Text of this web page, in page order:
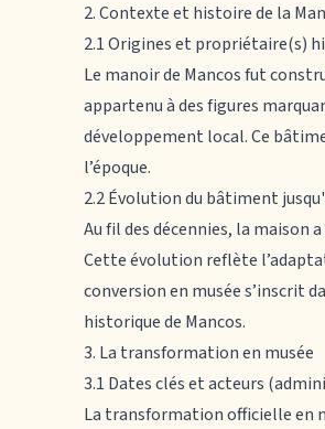
2. Contexte et histoire de la
2.1 Origines et propriétaire(s)
Le manoir de Mancosfut
appartenu à des figures
développement local. Ce
l’époque.
2.2 Évolution du bâtiment
Au fil des décennies, la maison
Cette évolution reflète
conversion en musée s’inscrit
historique de Mancos.
3. La transformation en musée
3.1 Dates clés et acteurs
La transformation officielle en